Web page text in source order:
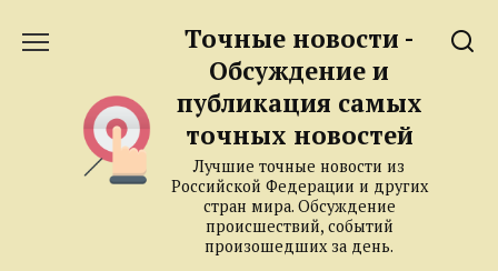
Точные новости -
Обсуждение и
публикация самых
точных новостей
Лучшие точные новости из
Российской Федерации и других
стран мира. Обсуждение
происшествий, событий
произошедших за день.